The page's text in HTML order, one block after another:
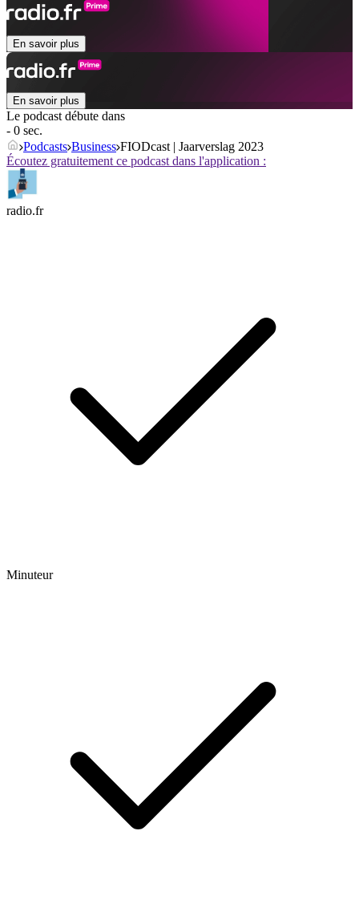
En savoir plus
En savoir plus
Le podcast débute dans
- 0 sec.
Podcasts Business FIODcast | Jaarverslag 2023
Écoutez gratuitement ce podcast dans l'application :
radio.fr
Minuteur